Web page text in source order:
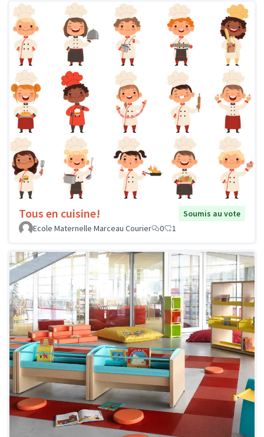
Tous en cuisine!
Soumis au vote
Ecole Maternelle Marceau Courier
0 1